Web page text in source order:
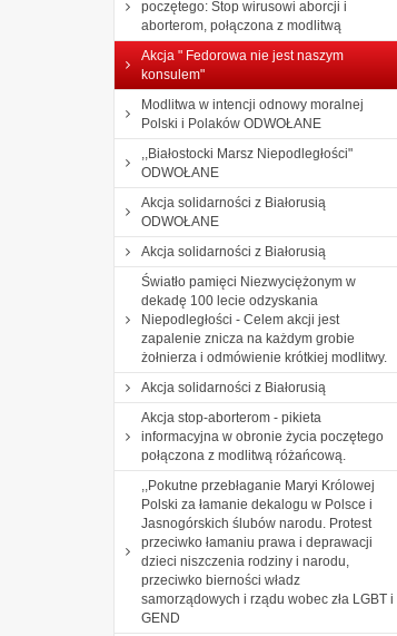
poczętego: Stop wirusowi aborcji i
aborterom, połączona z modlitwą
Akcja " Fedorowa nie jest naszym
konsulem"
Modlitwa w intencji odnowy moralnej
Polski i Polaków ODWOŁANE
,,Białostocki Marsz Niepodległości"
ODWOŁANE
Akcja solidarności z Białorusią
ODWOŁANE
Akcja solidarności z Białorusią
Światło pamięci Niezwyciężonym w
dekadę 100 lecie odzyskania
Niepodległości - Celem akcji jest
zapalenie znicza na każdym grobie
żołnierza i odmówienie krótkiej modlitwy.
Akcja solidarności z Białorusią
Akcja stop-aborterom - pikieta
informacyjna w obronie życia poczętego
połączona z modlitwą różańcową.
,,Pokutne przebłaganie Maryi Królowej
Polski za łamanie dekalogu w Polsce i
Jasnogórskich ślubów narodu. Protest
przeciwko łamaniu prawa i deprawacji
dzieci niszczenia rodziny i narodu,
przeciwko bierności władz
samorządowych i rządu wobec zła LGBT i
GEND